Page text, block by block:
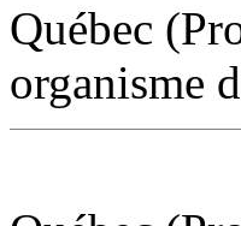
Québec
organisme